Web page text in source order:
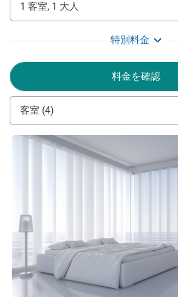
1 客室, 1 大人
特別料金
料金を確認
客室 (4)
詳細を表示